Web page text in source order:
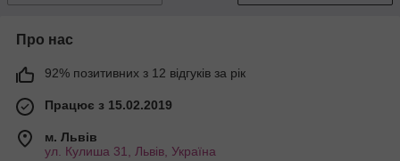
Про нас
92% позитивних з 12 відгуків за рік
Працює з 15.02.2019
м. Львів
ул. Кулиша 31, Львів, Україна